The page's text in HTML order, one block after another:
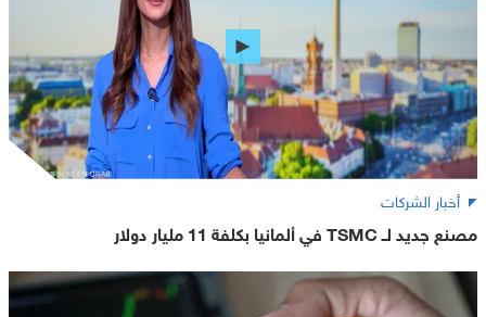
أخبار الشركات
مصنع جديد لــ TSMC في ألمانيا بكلفة 11 مليار دولار